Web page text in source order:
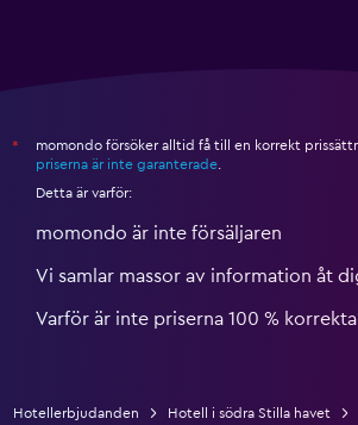
*
momondo försöker alltid få till en korrekt
priserna är inte garanterade
Detta är varför:
momondo är inte försäljaren
Vi samlar massor av information åt
Varför är inte priserna 100 %
Hotellerbjudanden Hotell i södra Stilla havet